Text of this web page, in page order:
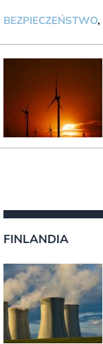
BEZPIECZEŃSTWO,
FINLANDIA